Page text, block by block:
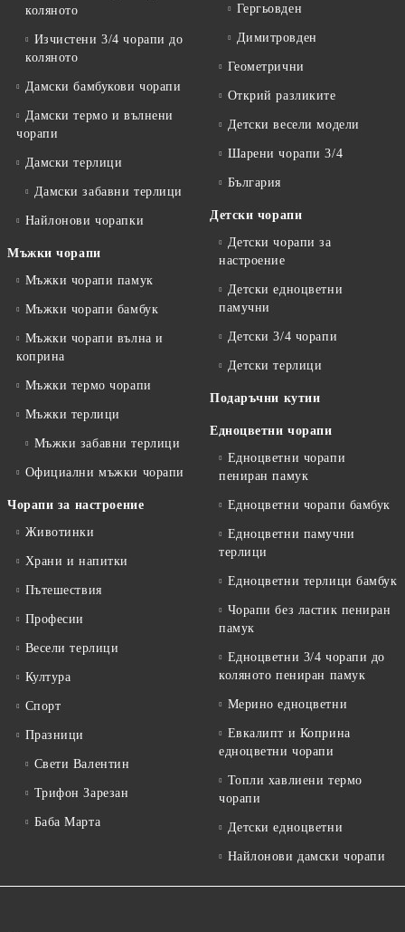
коляното
Изчистени 3/4 чорапи до
коляното
Дамски бамбукови чорапи
Дамски термо и вълнени
чорапи
Дамски терлици
Дамски забавни терлици
Найлонови чорапки
Мъжки чорапи
Мъжки чорапи памук
Мъжки чорапи бамбук
Мъжки чорапи вълна и
коприна
Мъжки термо чорапи
Мъжки терлици
Мъжки забавни терлици
Официални мъжки чорапи
Чорапи за настроение
Животинки
Храни и напитки
Пътешествия
Професии
Весели терлици
Култура
Спорт
Празници
Свети Валентин
Трифон Зарезан
Баба Марта
Гергьовден
Димитровден
Геометрични
Открий разликите
Детски весели модели
Шарени чорапи 3/4
България
Детски чорапи
Детски чорапи за
настроение
Детски едноцветни
памучни
Детски 3/4 чорапи
Детски терлици
Подаръчни кутии
Едноцветни чорапи
Едноцветни чорапи
пениран памук
Едноцветни чорапи бамбук
Едноцветни памучни
терлици
Едноцветни терлици бамбук
Чорапи без ластик пениран
памук
Едноцветни 3/4 чорапи до
коляното пениран памук
Мерино едноцветни
Евкалипт и Коприна
едноцветни чорапи
Топли хавлиени термо
чорапи
Детски едноцветни
Найлонови дамски чорапи